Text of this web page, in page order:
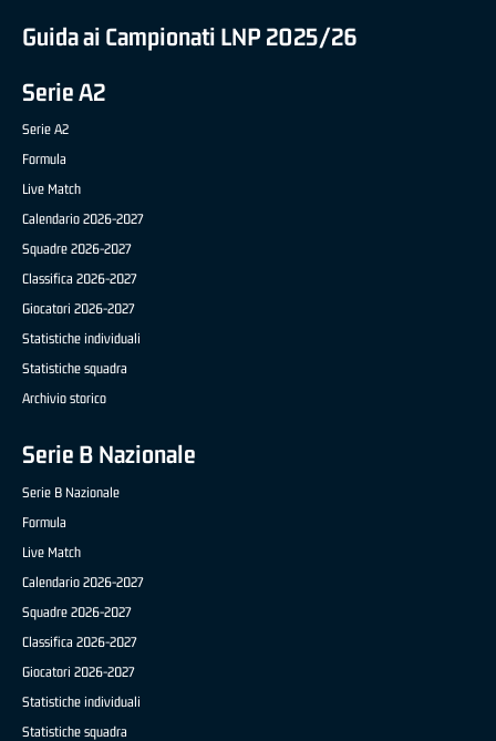
Guida ai Campionati LNP 2025/26
Serie A2
Serie A2
Formula
Live Match
Calendario 2026-2027
Squadre 2026-2027
Classifica 2026-2027
Giocatori 2026-2027
Statistiche individuali
Statistiche squadra
Archivio storico
Serie B Nazionale
Serie B Nazionale
Formula
Live Match
Calendario 2026-2027
Squadre 2026-2027
Classifica 2026-2027
Giocatori 2026-2027
Statistiche individuali
Statistiche squadra